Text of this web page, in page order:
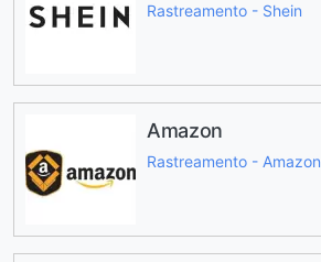
Rastreamento - Shein
Amazon
Rastreamento - Amazon